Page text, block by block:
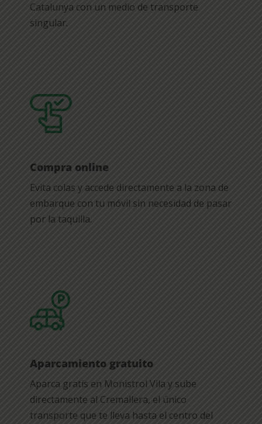
Catalunya con un medio de transporte
singular.
Compra online
Evita colas y accede directamente a la zona de
embarque con tu móvil sin necesidad de pasar
por la taquilla.
Aparcamiento gratuito
Aparca gratis en Monistrol Vila y sube
directamente al Cremallera, el único
transporte que te lleva hasta el centro del